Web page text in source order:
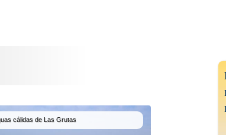
cálidas de Las Grutas